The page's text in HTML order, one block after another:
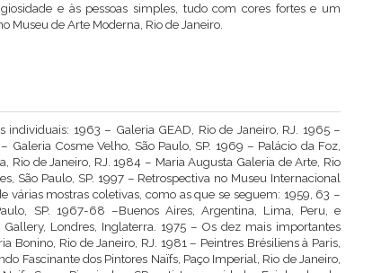
e às pessoas simples, tudo com cores fortes e um
Museu de Arte Moderna, Rio de Janeiro.
individuais: 1963 – Galeria GEAD, Rio de Janeiro, RJ. 1965 –
Galeria Cosme Velho, São Paulo, SP. 1969 – Palácio da Foz,
Rio de Janeiro, RJ. 1984 – Maria Augusta Galeria de Arte, Rio
São Paulo, SP. 1997 – Retrospectiva no Museu Internacional
várias mostras coletivas, como as que se seguem: 1959, 63 –
SP. 1967-68 –Buenos Aires, Argentina, Lima, Peru, e
Londres, Inglaterra. 1975 – Os dez mais importantes
Bonino, Rio de Janeiro, RJ. 1981 – Peintres Brésiliens à Paris,
Fascinante dos Pintores Naïfs, Paço Imperial, Rio de Janeiro,